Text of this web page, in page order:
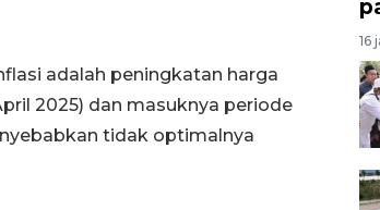
adalah peningkatan harga
2025) dan masuknya periode
tidak optimalnya
16